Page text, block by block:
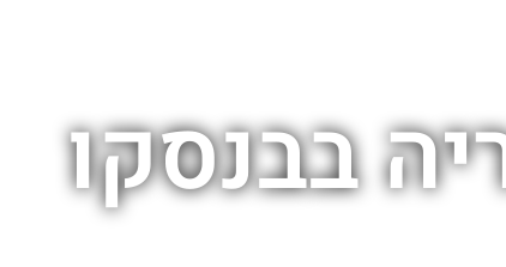
בבנסקו